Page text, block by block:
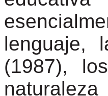
lenguaje,
(1987),